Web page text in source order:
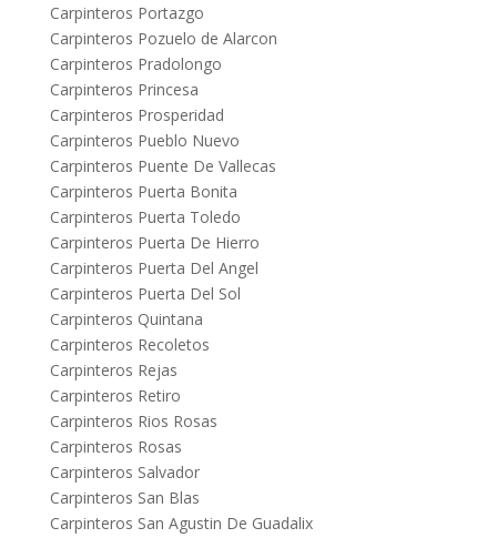
Carpinteros Portazgo
Carpinteros Pozuelo de Alarcon
Carpinteros Pradolongo
Carpinteros Princesa
Carpinteros Prosperidad
Carpinteros Pueblo Nuevo
Carpinteros Puente De Vallecas
Carpinteros Puerta Bonita
Carpinteros Puerta Toledo
Carpinteros Puerta De Hierro
Carpinteros Puerta Del Angel
Carpinteros Puerta Del Sol
Carpinteros Quintana
Carpinteros Recoletos
Carpinteros Rejas
Carpinteros Retiro
Carpinteros Rios Rosas
Carpinteros Rosas
Carpinteros Salvador
Carpinteros San Blas
Carpinteros San Agustin De Guadalix